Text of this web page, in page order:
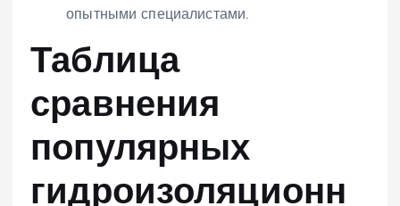
опытными специалистами.
Таблица
сравнения
популярных
гидроизоляционн